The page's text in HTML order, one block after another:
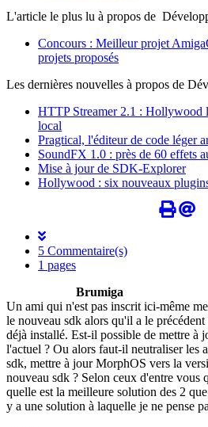
L'article le plus lu à propos de
Concours : Meilleur projet
projets proposés
Les dernières nouvelles à propos de
HTTP Streamer 2.1 : Hollywood
local
Pragtical, l'éditeur de code léger
SoundFX 1.0 : près de 60 effets
Mise à jour de SDK-Explorer
Hollywood : six nouveaux
5 Commentaire(s)
1 pages
Brumiga
Un ami qui n'est pas inscrit ici-même
le nouveau sdk alors qu'il a le
déjà installé. Est-il possible de mettre à
l'actuel ? Ou alors faut-il neutraliser les
sdk, mettre à jour MorphOS vers la
nouveau sdk ? Selon ceux d'entre vous
quelle est la meilleure solution des 2
y a une solution à laquelle je ne pense